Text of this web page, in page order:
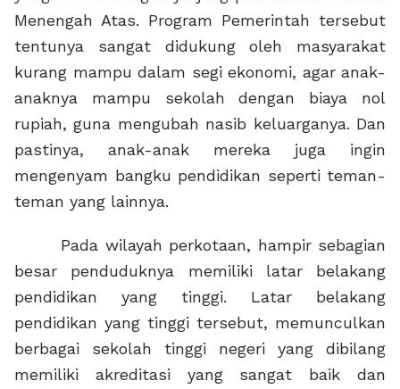
Menengah Atas. Program Pemerintah tersebut
tentunya sangat didukung oleh masyarakat
kurang mampu dalam segi ekonomi, agar anak-
anaknya mampu sekolah dengan biaya nol
rupiah, guna mengubah nasib keluarganya. Dan
pastinya, anak-anak mereka juga ingin
mengenyam bangku pendidikan seperti teman-
teman yang lainnya.
Pada wilayah perkotaan, hampir sebagian
besar penduduknya memiliki latar belakang
pendidikan yang tinggi. Latar belakang
pendidikan yang tinggi tersebut, memunculkan
berbagai sekolah tinggi negeri yang dibilang
memiliki akreditasi yang sangat baik dan